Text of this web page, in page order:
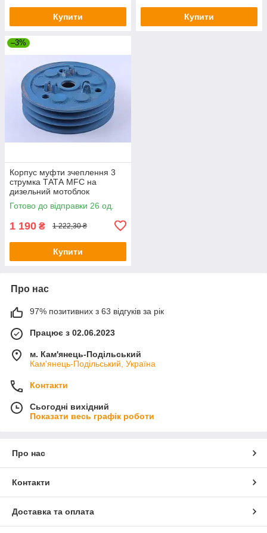
Купити Купити
–3%
Корпус муфти зчеплення 3
струмка ТАТА MFC на
дизельний мотоблок
Готово до відправки 26 од.
1 190 ₴ 1 222,30 ₴
Купити
Про нас
97% позитивних з 63 відгуків за рік
Працює з 02.06.2023
м. Кам'янець-Подільський
Кам'янець-Подільський, Україна
Контакти
Сьогодні вихідний
Показати весь графік роботи
Про нас
Контакти
Доставка та оплата